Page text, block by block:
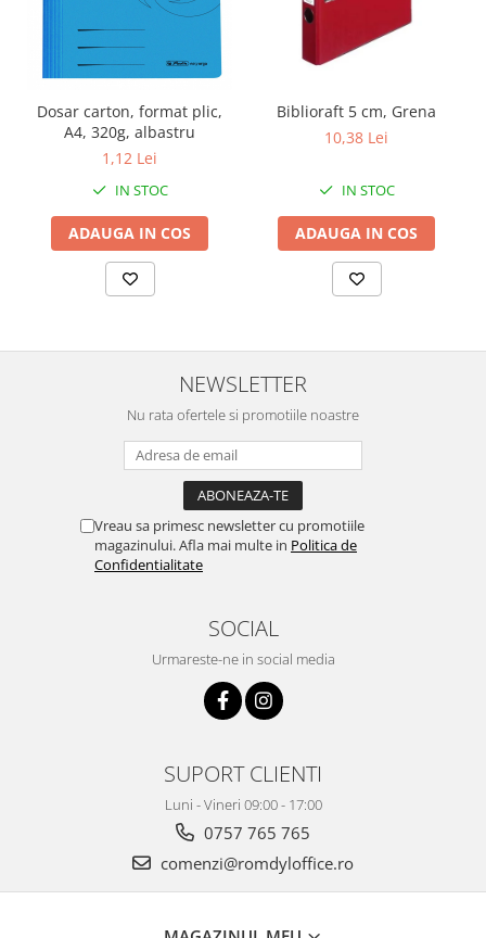
Dosar carton, format plic,
A4, 320g, albastru
1,12 Lei
IN STOC
ADAUGA IN COS
Biblioraft 5 cm, Grena
10,38 Lei
IN STOC
ADAUGA IN COS
NEWSLETTER
Nu rata ofertele si promotiile noastre
Vreau sa primesc newsletter cu promotiile
magazinului. Afla mai multe in Politica de
Confidentialitate
SOCIAL
Urmareste-ne in social media
SUPORT CLIENTI
Luni - Vineri 09:00 - 17:00
0757 765 765
comenzi@romdyloffice.ro